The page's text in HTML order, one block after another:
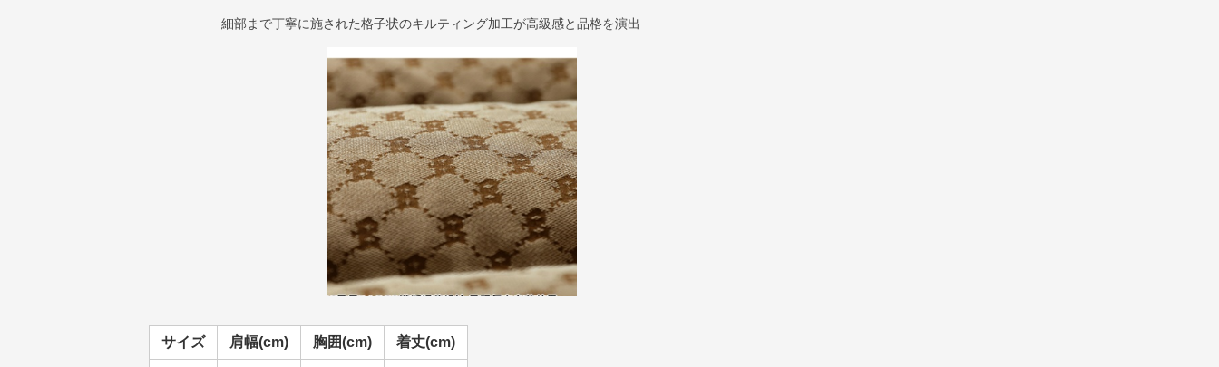
細部まで丁寧に施された格子状のキルティング加工が高級感と品格を演出
サイズ 肩幅(cm) 胸囲(cm) 着丈(cm)